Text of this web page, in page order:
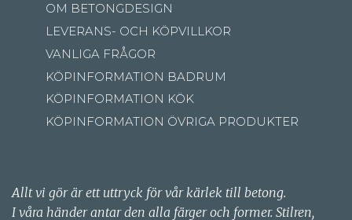
OM BETONGDESIGN
LEVERANS- OCH KÖPVILLKOR
VANLIGA FRÅGOR
KÖPINFORMATION BADRUM
KÖPINFORMATION KÖK
KÖPINFORMATION ÖVRIGA PRODUKTER
Allt vi gör är ett uttryck för vår kärlek till betong.
I våra händer antar den alla färger och former. Stilren,